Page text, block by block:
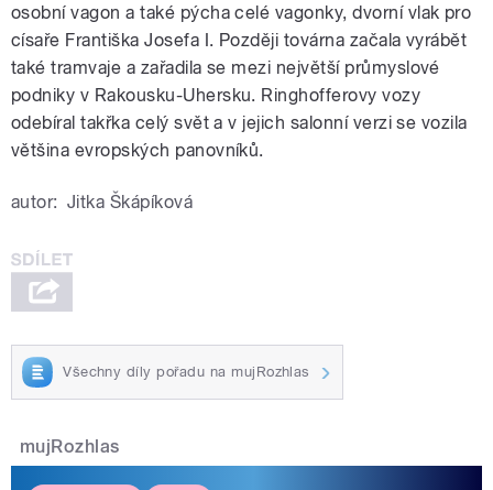
osobní vagon a také pýcha celé vagonky, dvorní vlak pro
císaře Františka Josefa I. Později továrna začala vyrábět
také tramvaje a zařadila se mezi největší průmyslové
podniky v Rakousku-Uhersku. Ringhofferovy vozy
odebíral takřka celý svět a v jejich salonní verzi se vozila
většina evropských panovníků.
autor: Jitka Škápíková
Všechny díly pořadu na mujRozhlas
mujRozhlas